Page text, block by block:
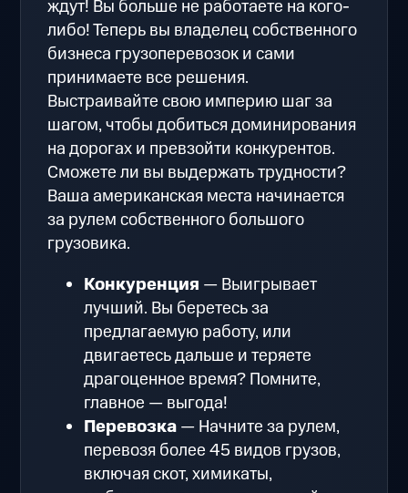
ждут! Вы больше не работаете на кого-
либо! Теперь вы владелец собственного
бизнеса грузоперевозок и сами
принимаете все решения.
Выстраивайте свою империю шаг за
шагом, чтобы добиться доминирования
на дорогах и превзойти конкурентов.
Сможете ли вы выдержать трудности?
Ваша американская места начинается
за рулем собственного большого
грузовика.
Конкуренция — Выигрывает
лучший. Вы беретесь за
предлагаемую работу, или
двигаетесь дальше и теряете
драгоценное время? Помните,
главное — выгода!
Перевозка— Начните за рулем,
перевозя более 45 видов грузов,
включая скот, химикаты,